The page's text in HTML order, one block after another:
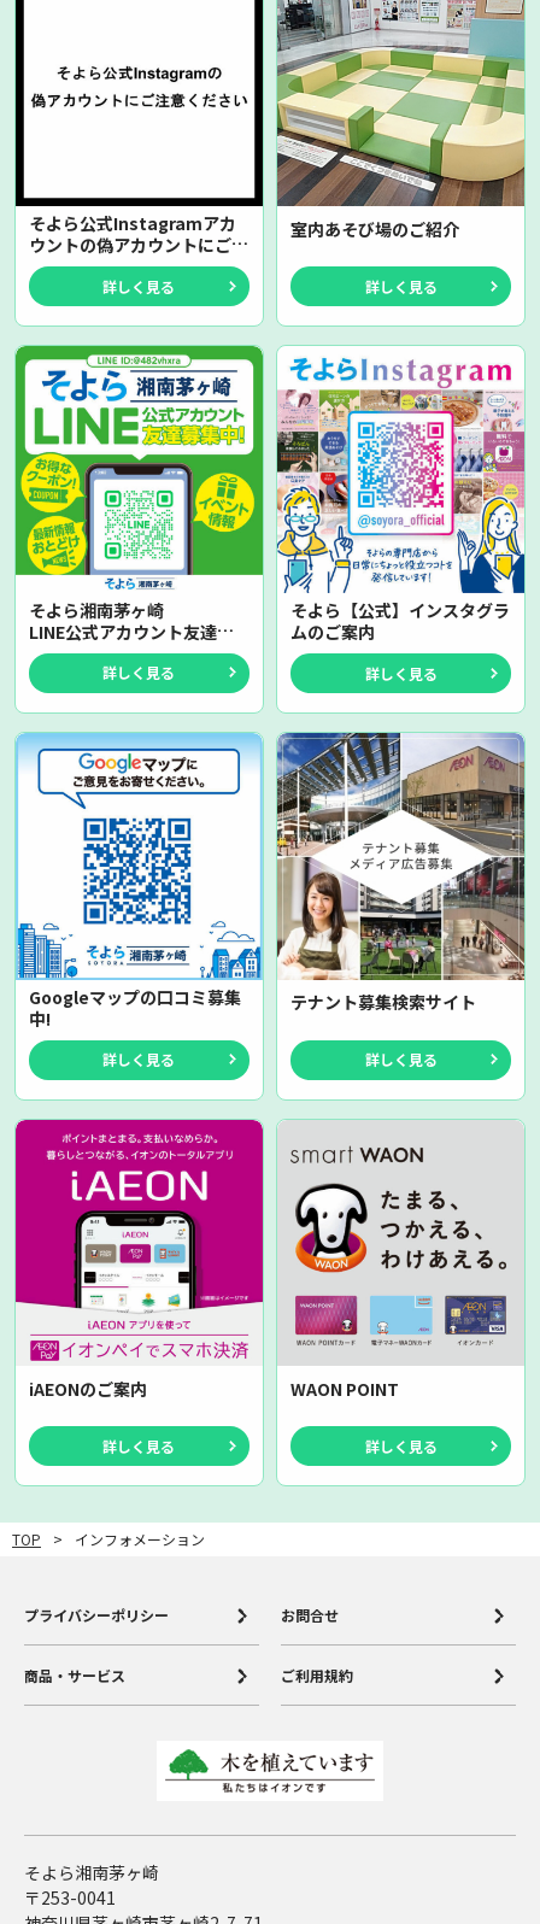
そよら公式Instagramアカ
ウントの偽アカウントにご注
意ください
詳しく見る
室内あそび場のご紹介
詳しく見る
そよら湘南茅ヶ崎
LINE公式アカウント友達募
集中!
詳しく見る
そよら【公式】インスタグラ
ムのご案内
詳しく見る
Googleマップの口コミ募集
中!
詳しく見る
テナント募集検索サイト
詳しく見る
iAEONのご案内
詳しく見る
WAON POINT
詳しく見る
TOP インフォメーション
プライバシーポリシー お問合せ
商品・サービス ご利用規約
そよら湘南茅ヶ崎
〒253-0041